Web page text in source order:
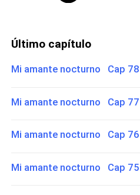
Último capítulo
Mi amante nocturno Cap 78
Mi amante nocturno Cap 77
Mi amante nocturno Cap 76
Mi amante nocturno Cap 75